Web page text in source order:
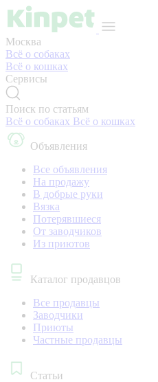
Москва
Всё о собаках
Всё о кошках
Сервисы
Поиск по статьям
Всё о собаках Всё о кошках
Объявления
Все объявления
На продажу
В добрые руки
Вязка
Потерявшиеся
От заводчиков
Из приютов
Каталог продавцов
Все продавцы
Заводчики
Приюты
Частные продавцы
Статьи